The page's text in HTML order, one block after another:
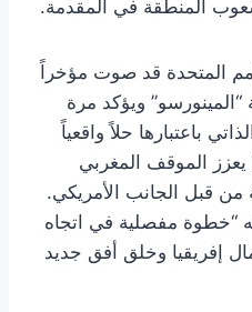
المنطقة في المقدمة.
المتحدة قد صوت مؤخراً
“المينورسو” ويؤكد مرة
باعتبارها حلاً واقعياً
يعزز الموقف المغربي
قبل الجانب الأمريكي.
“خطوة مفصلية في اتجاه
إفريقيا وخلق أفق جديد